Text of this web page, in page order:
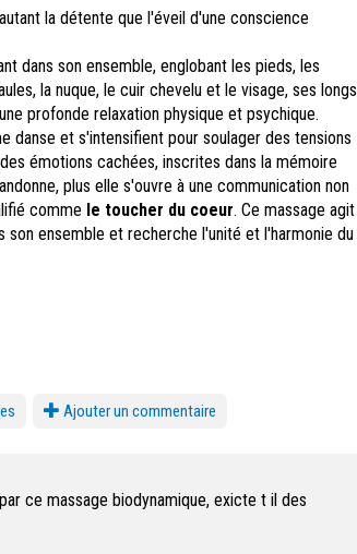
la détente que l'éveil d'une conscience
dans son ensemble, englobant les pieds, les
la nuque, le cuir chevelu et le visage, ses longs
profonde relaxation physique et psychique.
danse et s'intensifient pour soulager des tensions
émotions cachées, inscrites dans la mémoire
plus elle s'ouvre à une communication non
comme le toucher du coeur. Ce massage agit
ensemble et recherche l'unité et l'harmonie du
Ajouter un commentaire
ce massage biodynamique, exicte t il des